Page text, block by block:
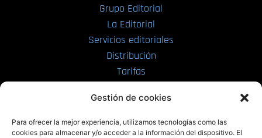
Gestión de cookies
Para ofrecer la mejor experiencia, utilizamos tecnologías como las
cookies para almacenar y/o acceder a la información del dispositivo. El
Grupo Editorial
La Editorial
Servicios editoriales
Distribución
Tarifas